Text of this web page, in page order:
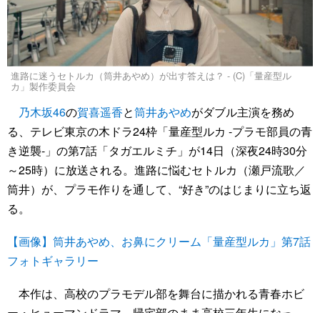
進路に迷うセトルカ（筒井あやめ）が出す答えは？ - (C)「量産型ル
カ」製作委員会
乃木坂46の賀喜遥香と筒井あやめがダブル主演を務め
る、テレビ東京の木ドラ24枠「量産型ルカ -プラモ部員の青
き逆襲-」の第7話「タガエルミチ」が14日（深夜24時30分
～25時）に放送される。進路に悩むセトルカ（瀬戸流歌／
筒井）が、プラモ作りを通して、“好き”のはじまりに立ち返
る。
【画像】筒井あやめ、お鼻にクリーム「量産型ルカ」第7話
フォトギャラリー
本作は、高校のプラモデル部を舞台に描かれる青春ホビ